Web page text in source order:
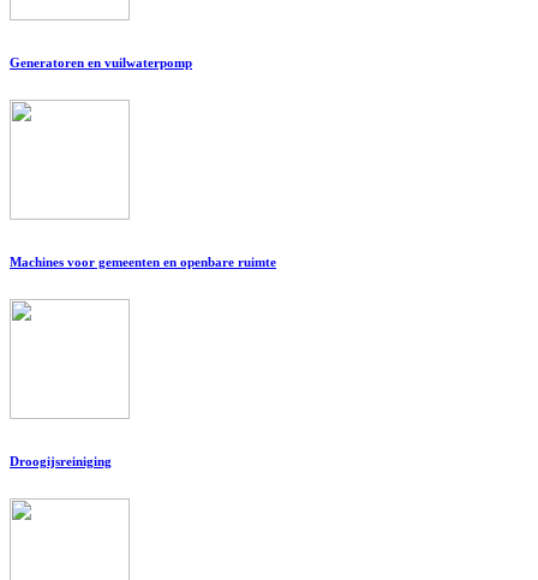
Generatoren en vuilwaterpomp
Machines voor gemeenten en openbare ruimte
Droogijsreiniging